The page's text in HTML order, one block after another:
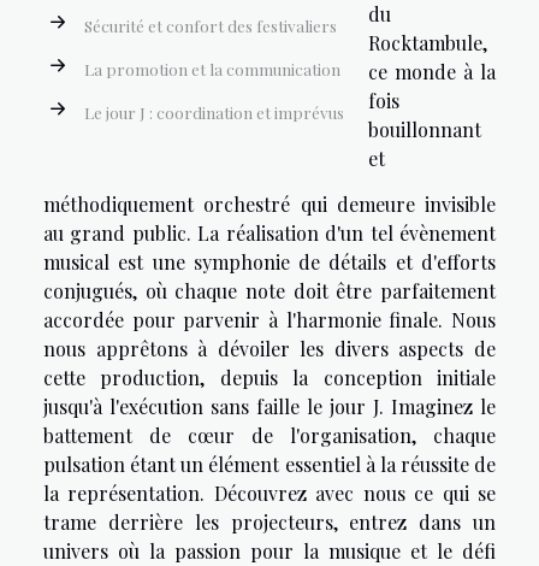
Sécurité et confort des festivaliers
La promotion et la communication
Le jour J : coordination et imprévus
du
Rocktambule,
ce monde à la
fois
bouillonnant
et
méthodiquement orchestré qui demeure invisible
au grand public. La réalisation d'un tel évènement
musical est une symphonie de détails et d'efforts
conjugués, où chaque note doit être parfaitement
accordée pour parvenir à l'harmonie finale. Nous
nous apprêtons à dévoiler les divers aspects de
cette production, depuis la conception initiale
jusqu'à l'exécution sans faille le jour J. Imaginez le
battement de cœur de l'organisation, chaque
pulsation étant un élément essentiel à la réussite de
la représentation. Découvrez avec nous ce qui se
trame derrière les projecteurs, entrez dans un
univers où la passion pour la musique et le défi